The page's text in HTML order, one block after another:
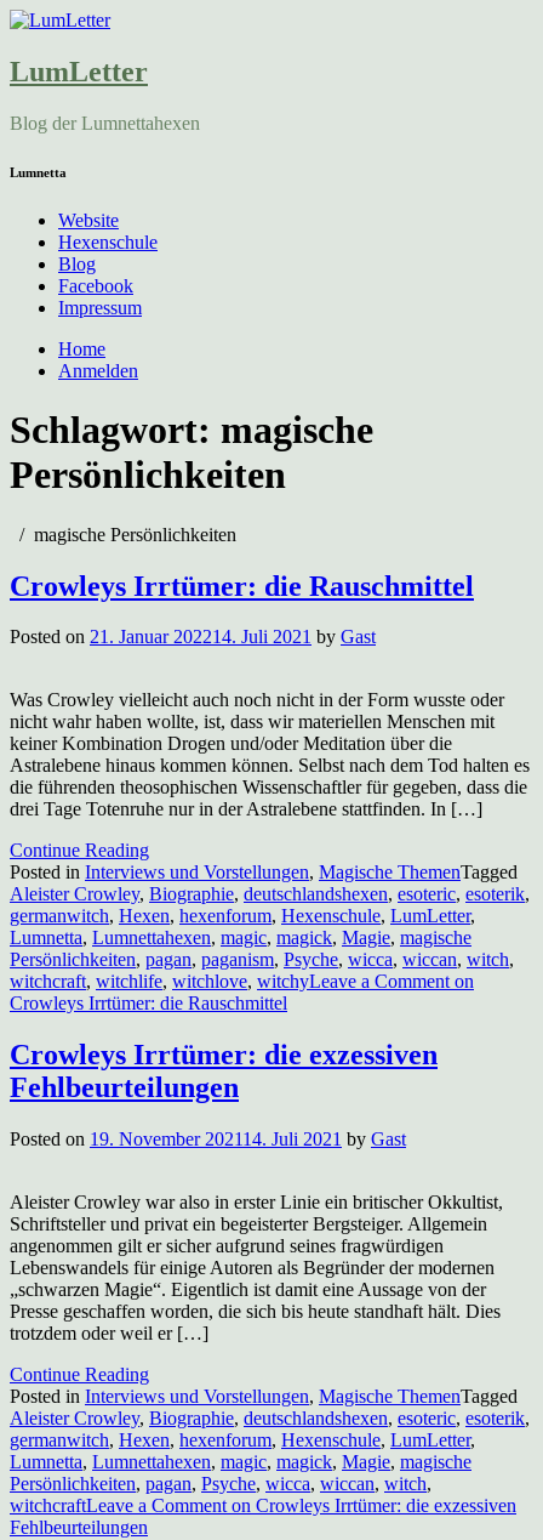
LumLetter
Blog der Lumnettahexen
Lumnetta
Website
Hexenschule
Blog
Facebook
Impressum
Home
Anmelden
Schlagwort: magische
Persönlichkeiten
magische Persönlichkeiten
Crowleys Irrtümer: die Rauschmittel
Posted on 21. Januar 202214. Juli 2021 by Gast
Was Crowley vielleicht auch noch nicht in der Form wusste oder
nicht wahr haben wollte, ist, dass wir materiellen Menschen mit
keiner Kombination Drogen und/oder Meditation über die
Astralebene hinaus kommen können. Selbst nach dem Tod halten es
die führenden theosophischen Wissenschaftler für gegeben, dass die
drei Tage Totenruhe nur in der Astralebene stattfinden. In […]
Continue Reading
Posted in Interviews und Vorstellungen, Magische ThemenTagged
Aleister Crowley, Biographie, deutschlandshexen, esoteric, esoterik,
germanwitch, Hexen, hexenforum, Hexenschule, LumLetter,
Lumnetta, Lumnettahexen, magic, magick, Magie, magische
Persönlichkeiten, pagan, paganism, Psyche, wicca, wiccan, witch,
witchcraft, witchlife, witchlove, witchyLeave a Commenton
Crowleys Irrtümer: die Rauschmittel
Crowleys Irrtümer: die exzessiven
Fehlbeurteilungen
Posted on 19. November 202114. Juli 2021 by Gast
Aleister Crowley war also in erster Linie ein britischer Okkultist,
Schriftsteller und privat ein begeisterter Bergsteiger. Allgemein
angenommen gilt er sicher aufgrund seines fragwürdigen
Lebenswandels für einige Autoren als Begründer der modernen
„schwarzen Magie“. Eigentlich ist damit eine Aussage von der
Presse geschaffen worden, die sich bis heute standhaft hält. Dies
trotzdem oder weil er […]
Continue Reading
Posted in Interviews und Vorstellungen, Magische ThemenTagged
Aleister Crowley, Biographie, deutschlandshexen, esoteric, esoterik,
germanwitch, Hexen, hexenforum, Hexenschule, LumLetter,
Lumnetta, Lumnettahexen, magic, magick, Magie, magische
Persönlichkeiten, pagan, Psyche, wicca, wiccan, witch,
witchcraftLeave a Comment on Crowleys Irrtümer: die exzessiven
Fehlbeurteilungen